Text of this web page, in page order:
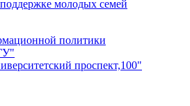
молодых семей
политики
проспект,100"